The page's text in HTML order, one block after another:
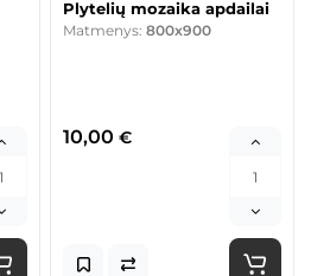
Plytelių mozaika apdailai
Matmenys: 800x900
10,00 €